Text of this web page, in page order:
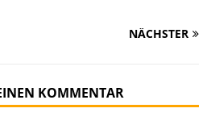
NÄCHSTER
KOMMENTAR